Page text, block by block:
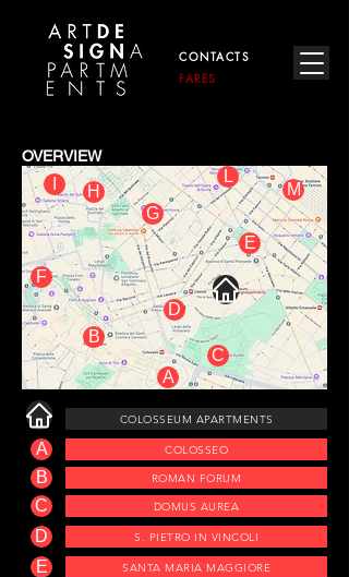
CONTACTS
FARES
OVERVIEW
A
B
C
D
E
F
G
H
L
M
A
B
C
D
E
COLOSSEUM APARTMENTS
COLOSSEO
ROMAN FORUM
DOMUS AUREA
S. PIETRO IN VINCOLI
SANTA MARIA MAGGIORE